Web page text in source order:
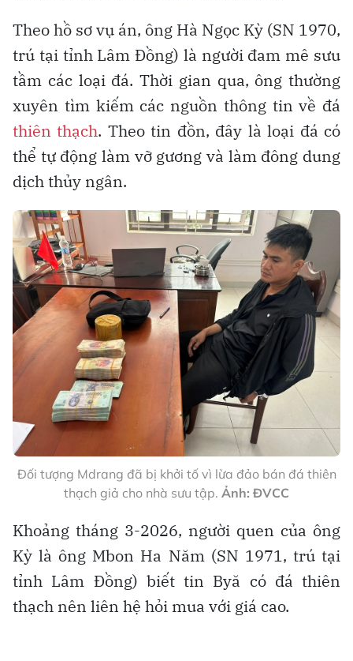
Theo hồ sơ vụ án, ông Hà Ngọc Kỳ (SN 1970,
trú tại tỉnh Lâm Đồng) là người đam mê sưu
tầm các loại đá. Thời gian qua, ông thường
xuyên tìm kiếm các nguồn thông tin về đá
thiên thạch. Theo tin đồn, đây là loại đá có
thể tự động làm vỡ gương và làm đông dung
dịch thủy ngân.
Đối tượng Mdrang đã bị khởi tố vì lừa đảo bán đá thiên
thạch giả cho nhà sưu tập. Ảnh: ĐVCC
Khoảng tháng 3-2026, người quen của ông
Kỳ là ông Mbon Ha Năm (SN 1971, trú tại
tỉnh Lâm Đồng) biết tin Byă có đá thiên
thạch nên liên hệ hỏi mua với giá cao.